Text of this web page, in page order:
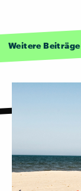
Weitere Beiträge